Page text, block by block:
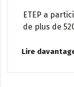
ETEP a
de plus de
Lire